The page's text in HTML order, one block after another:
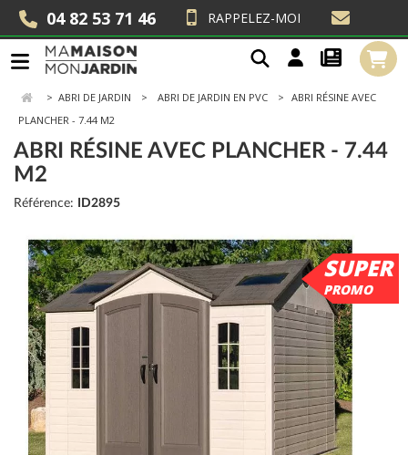
04 82 53 71 46 RAPPELEZ-MOI
> ABRI DE JARDIN ABRI DE JARDIN EN PVC
ABRI RÉSINE AVEC
PLANCHER - 7.44 M2
ABRI RÉSINE AVEC PLANCHER - 7.44
M2
Référence: ID2895
SUPER
PROMO